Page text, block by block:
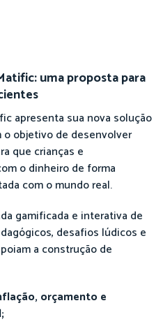
uma proposta para
apresenta sua nova solução
o objetivo de desenvolver
que crianças e
o dinheiro de forma
com o mundo real.
gamificada e interativa de
desafios lúdicos e
a construção de
orçamento e